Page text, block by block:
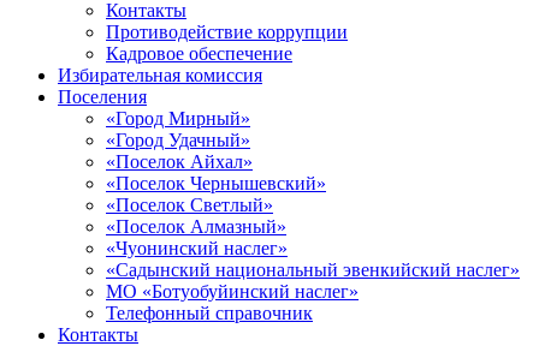
Контакты
Противодействие коррупции
Кадровое обеспечение
Избирательная комиссия
Поселения
«Город Мирный»
«Город Удачный»
«Поселок Айхал»
«Поселок Чернышевский»
«Поселок Светлый»
«Поселок Алмазный»
«Чуонинский наслег»
«Садынский национальный эвенкийский наслег»
МО «Ботуобуйинский наслег»
Телефонный справочник
Контакты